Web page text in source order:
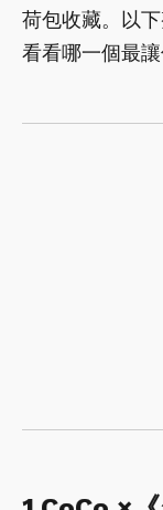
荷包收藏。以
看看哪一個最讓